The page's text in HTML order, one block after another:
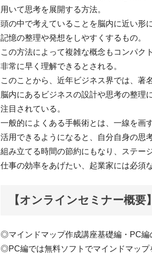
用いて思考を展開する方法。
頭の中で考えていることを脳内に近い形
記憶の整理や発想をしやすくするもの。
この方法によって複雑な概念もコンパク
非常に早く理解できるとされる。
このことから、近年ビジネス界では、著
脳内にあるビジネスの設計や思考の整理
注目されている。
一般的によくある手帳術とは、一線を画
活用できるようになると、自分自身の思
組み立てる時間の節約にもなり、ステー
仕事の効率をあげたい、起業家には必須
【オンラインセミナー概要】
◎マインドマップ作成講座基礎編・PC
◎PC編では無料ソフトでマインドマップ